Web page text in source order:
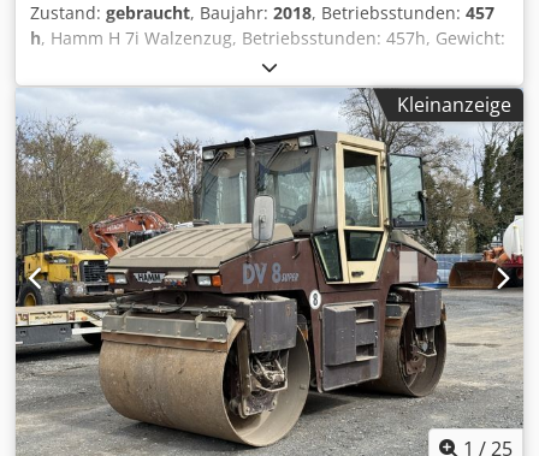
Zustand: gebraucht, Baujahr: 2018, Betriebsstunden: 457
h, Hamm H 7i Walzenzug, Betriebsstunden: 457h, Gewicht:
6.540kg, Bereifung: 95%, Klimanlage, Motor: Kubota
[55KW/75PS], Glattmantelbandage, guter Zustand!, sofort
einsatzbereit! Auf Wunsch unterbreiten wir Ihnen ein
Leasing- oder Finanzierungsangebot der Mercedes-Benz-
Bank., Herr Mihm(Tel. betreut Sie gerne., Weitere
Informationen finden Sie auf unserer Homepage., Irrtümer
und Zwischenverkauf vorbehalten! englisch:, Hamm H 7i
motor roller, operating hours: 457, weight: 6.540 kg, tires:
95%, air conditioning, engine: Kubota [55 kW/75 hp],
smooth-surface drum, good condition!, ready for
immediate use! Chsdpfx Agezcudnsuoa Upon request, we
can provide you with a leasing or financing offer from
Mercedes-Benz Bank. Mr. Mihm (Tel. will be happy to
assist you. Further information can be found on our
website. Subject to errors and prior sale! - = Weitere
Informationen = Wenden Sie sich an Tobias Ebert, um
Kleinanzeige
1 /25